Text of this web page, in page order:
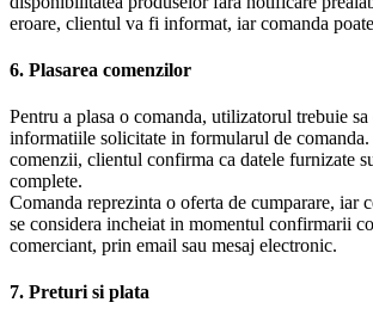
eroare, clientul va fi informat, iar comanda
6. Plasarea comenzilor
Pentru a plasa o comanda, utilizatorul trebuie sa
informatiile solicitate in formularul de
comenzii, clientul confirma ca datele furnizate
complete.
Comanda reprezinta o oferta de cumparare, iar
se considera incheiat in momentul confirmarii
comerciant, prin email sau mesaj electronic.
7. Preturi si plata